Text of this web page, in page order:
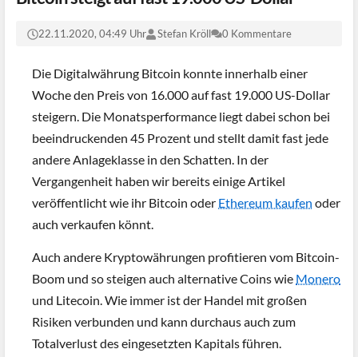
22.11.2020, 04:49 Uhr Stefan Kröll 0 Kommentare
Die Digitalwährung Bitcoin konnte innerhalb einer
Woche den Preis von 16.000 auf fast 19.000 US-Dollar
steigern. Die Monatsperformance liegt dabei schon bei
beeindruckenden 45 Prozent und stellt damit fast jede
andere Anlageklasse in den Schatten. In der
Vergangenheit haben wir bereits einige Artikel
veröffentlicht wie ihr Bitcoin oder Ethereum kaufen oder
auch verkaufen könnt.
Auch andere Kryptowährungen profitieren vom Bitcoin-
Boom und so steigen auch alternative Coins wie Monero
und Litecoin. Wie immer ist der Handel mit großen
Risiken verbunden und kann durchaus auch zum
Totalverlust des eingesetzten Kapitals führen.